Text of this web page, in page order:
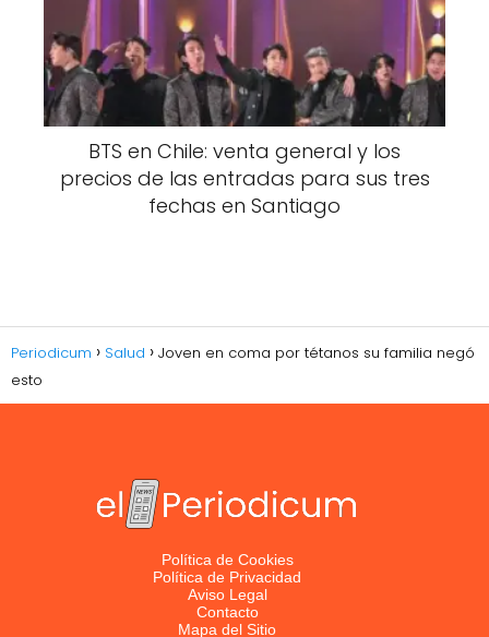
BTS en Chile: venta general y los
precios de las entradas para sus tres
fechas en Santiago
Periodicum Salud
Joven en coma por tétanos su familia negó
esto
Política de Cookies
Política de Privacidad
Aviso Legal
Contacto
Mapa del Sitio